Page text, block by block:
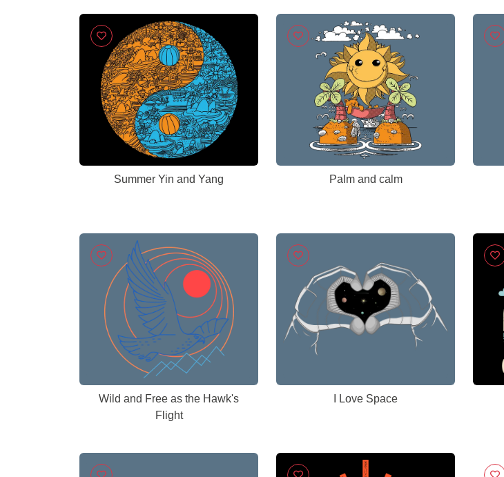
Summer Yin and Yang Palm and calm
Wild and Free as the Hawk's
Flight
I Love Space